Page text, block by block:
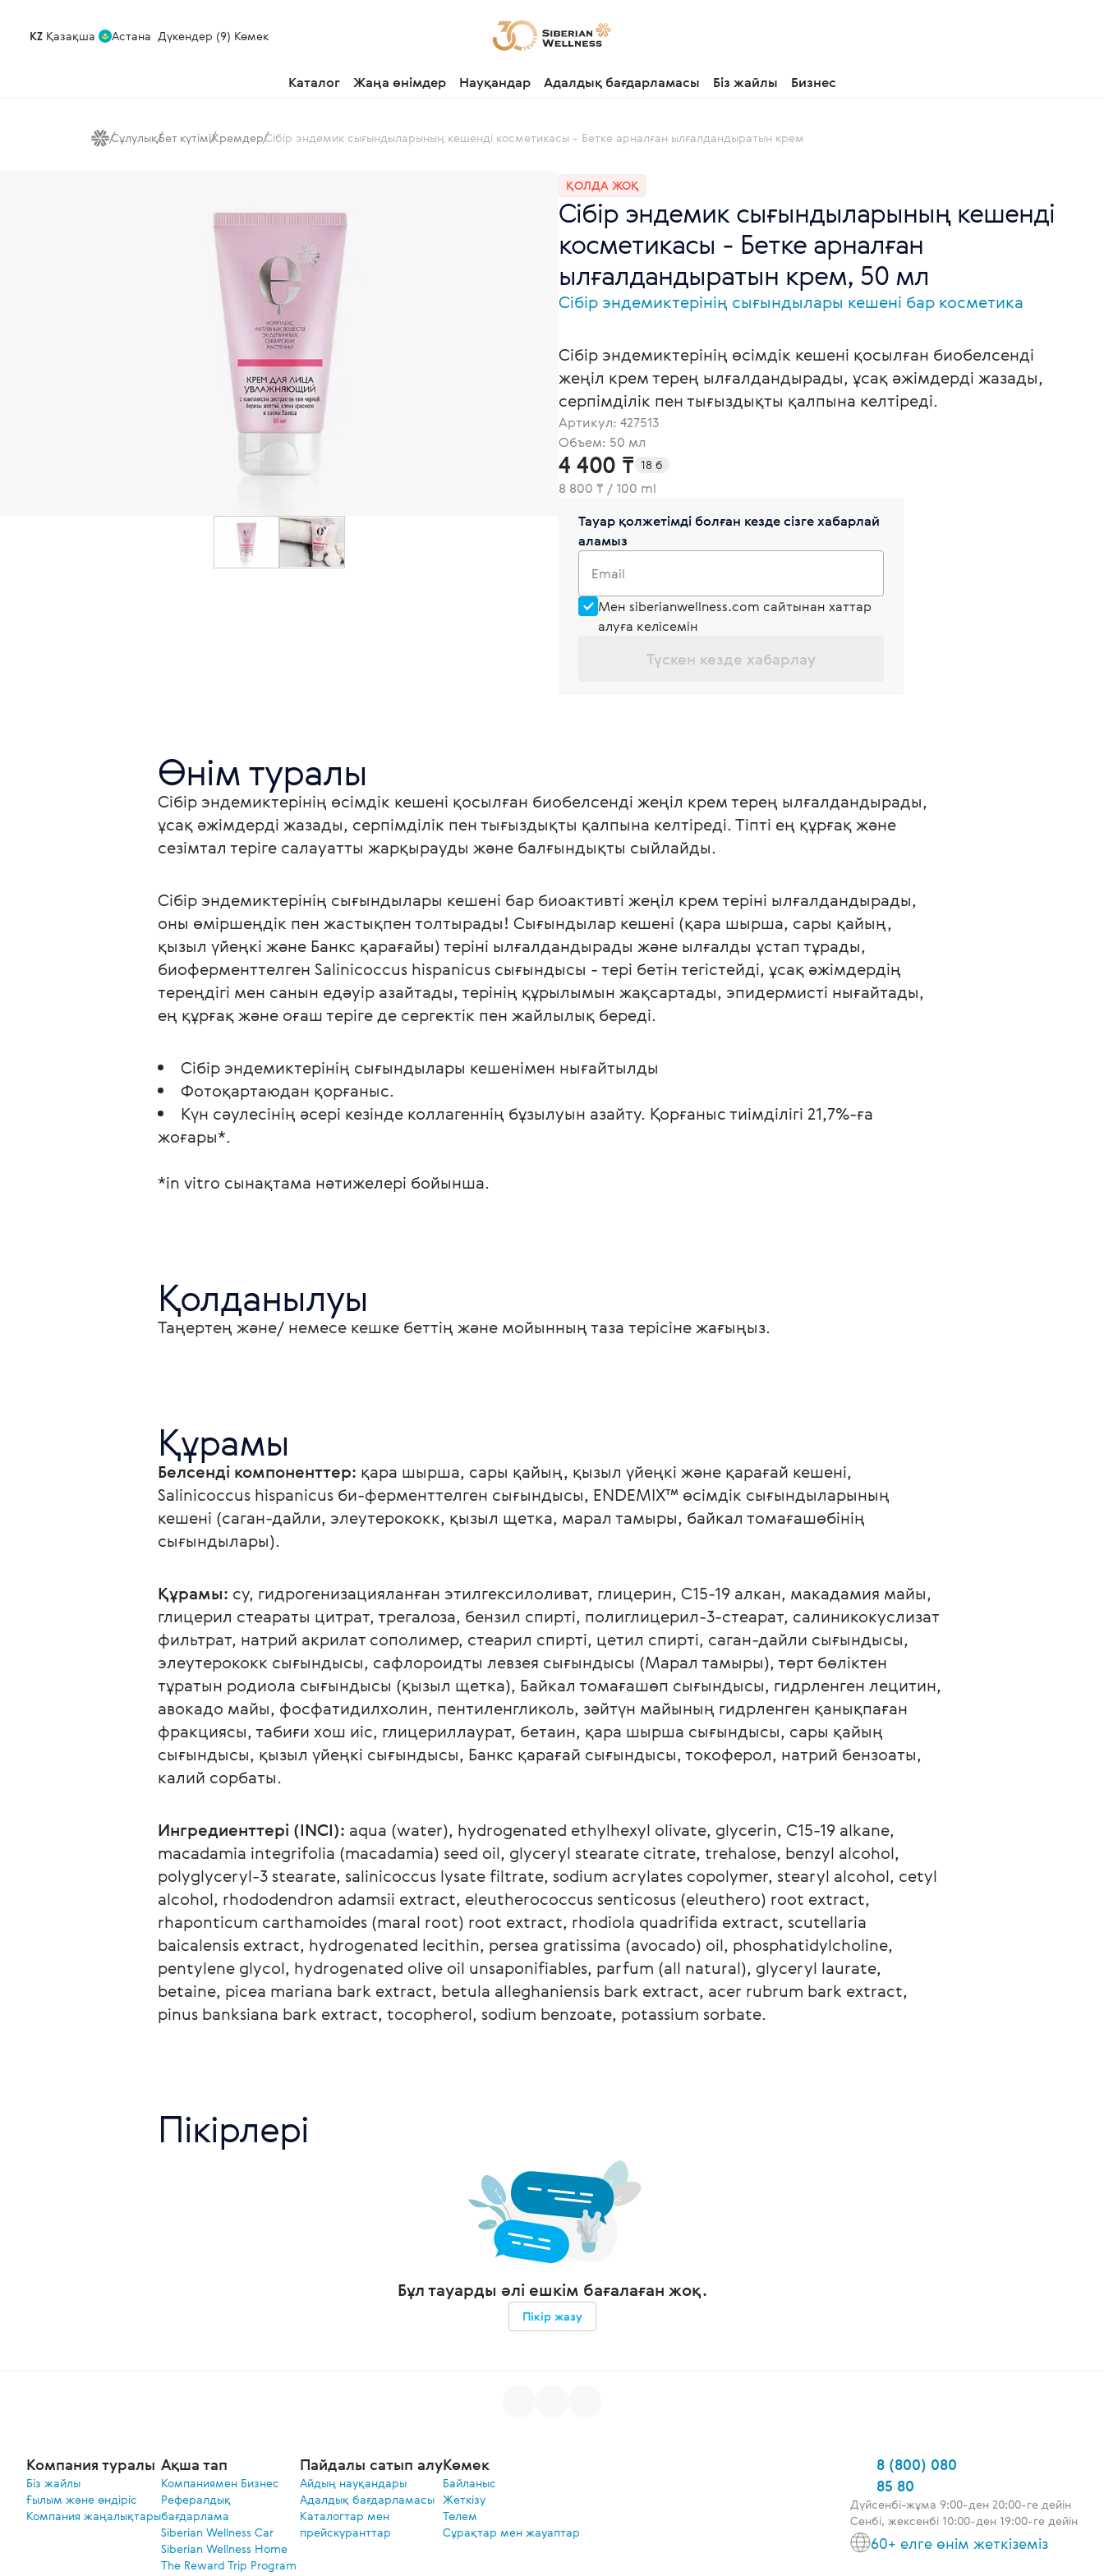
KZ Қазақша Астана Дүкендер (9) Көмек
Каталог Жаңа өнімдер Науқандар Адалдық бағдарламасы Біз жайлы Бизнес
СұлулықБет күтіміКремдерСібір эндемик сығындыларының кешенді косметикасы - Бетке арналған ылғалдандыратын крем
ҚОЛДА ЖОҚ
Сібір эндемик сығындыларының кешенді
косметикасы - Бетке арналған
ылғалдандыратын крем, 50 мл
Сібір эндемиктерінің сығындылары кешені бар косметика
Сібір эндемиктерінің өсімдік кешені қосылған биобелсенді
жеңіл крем терең ылғалдандырады, ұсақ әжімдерді жазады,
серпімділік пен тығыздықты қалпына келтіреді.
Артикул: 427513
Объем: 50 мл
4 400 ₸ 18 б
8 800 ₸ / 100 ml
Тауар қолжетімді болған кезде сізге хабарлай
аламыз
Email
Мен siberianwellness.com сайтынан хаттар
алуға келісемін
Түскен кезде хабарлау
Өнім туралы
Сібір эндемиктерінің өсімдік кешені қосылған биобелсенді жеңіл крем терең ылғалдандырады,
ұсақ әжімдерді жазады, серпімділік пен тығыздықты қалпына келтіреді. Тіпті ең құрғақ және
сезімтал теріге салауатты жарқырауды және балғындықты сыйлайды.
Сібір эндемиктерінің сығындылары кешені бар биоактивті жеңіл крем теріні ылғалдандырады,
оны өміршеңдік пен жастықпен толтырады! Сығындылар кешені (қара шырша, сары қайың,
қызыл үйеңкі және Банкс қарағайы) теріні ылғалдандырады және ылғалды ұстап тұрады,
биоферменттелген Salinicoccus hispanicus сығындысы - тері бетін тегістейді, ұсақ әжімдердің
тереңдігі мен санын едәуір азайтады, терінің құрылымын жақсартады, эпидермисті нығайтады,
ең құрғақ және оғаш теріге де сергектік пен жайлылық береді.
Сібір эндемиктерінің сығындылары кешенімен нығайтылды
Фотоқартаюдан қорғаныс.
Күн сәулесінің әсері кезінде коллагеннің бұзылуын азайту. Қорғаныс тиімділігі 21,7%-ға
жоғары*.
*in vitro сынақтама нәтижелері бойынша.
Қолданылуы
Таңертең және/ немесе кешке беттің және мойынның таза терісіне жағыңыз.
Құрамы
Белсенді компоненттер: қара шырша, сары қайың, қызыл үйеңкі және қарағай кешені,
Salinicoccus hispanicus би-ферменттелген сығындысы, ENDEMIX™ өсімдік сығындыларының
кешені (саган-дайли, элеутерококк, қызыл щетка, марал тамыры, байкал томағашөбінің
сығындылары).
Құрамы: су, гидрогенизацияланған этилгексилоливат, глицерин, C15-19 алкан, макадамия майы,
глицерил стеараты цитрат, трегалоза, бензил спирті, полиглицерил-3-стеарат, салиникокуслизат
фильтрат, натрий акрилат сополимер, стеарил спирті, цетил спирті, саган-дайли сығындысы,
элеутерококк сығындысы, сафлороидты левзея сығындысы (Марал тамыры), төрт бөліктен
тұратын родиола сығындысы (қызыл щетка), Байкал томағашөп сығындысы, гидрленген лецитин,
авокадо майы, фосфатидилхолин, пентиленгликоль, зәйтүн майының гидрленген қанықпаған
фракциясы, табиғи хош иіс, глицериллаурат, бетаин, қара шырша сығындысы, сары қайың
сығындысы, қызыл үйеңкі сығындысы, Банкс қарағай сығындысы, токоферол, натрий бензоаты,
калий сорбаты.
Ингредиенттері (INCI): aqua (water), hydrogenated ethylhexyl olivate, glycerin, C15-19 alkane,
macadamia integrifolia (macadamia) seed oil, glyceryl stearate citrate, trehalose, benzyl alcohol,
polyglyceryl-3 stearate, salinicoccus lysate filtrate, sodium acrylates copolymer, stearyl alcohol, cetyl
alcohol, rhododendron adamsii extract, eleutherococcus senticosus (eleuthero) root extract,
rhaponticum carthamoides (maral root) root extract, rhodiola quadrifida extract, scutellaria
baicalensis extract, hydrogenated lecithin, persea gratissima (avocado) oil, phosphatidylcholine,
pentylene glycol, hydrogenated olive oil unsaponifiables, parfum (all natural), glyceryl laurate,
betaine, picea mariana bark extract, betula alleghaniensis bark extract, acer rubrum bark extract,
pinus banksiana bark extract, tocopherol, sodium benzoate, potassium sorbate.
Пікірлері
Бұл тауарды әлі ешкім бағалаған жоқ.
Пікір жазу
Компания туралы
Біз жайлы
Ғылым және өндіріс
Компания жаңалықтары
Ақша тап
Компаниямен Бизнес
Рефералдық
бағдарлама
Siberian Wellness Car
Siberian Wellness Home
The Reward Trip Program
Пайдалы сатып алу
Айдың науқандары
Адалдық бағдарламасы
Каталогтар мен
прейскуранттар
Көмек
Байланыс
Жеткізу
Төлем
Сұрақтар мен жауаптар
8 (800) 080
85 80
Дүйсенбі-жұма 9:00-ден 20:00-ге дейін
Сенбі, жексенбі 10:00-ден 19:00-ге дейін
60+ елге өнім жеткіземіз